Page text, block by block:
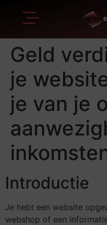
Geld
je
je van je
Introductie
Je hebt een website
webshop of een